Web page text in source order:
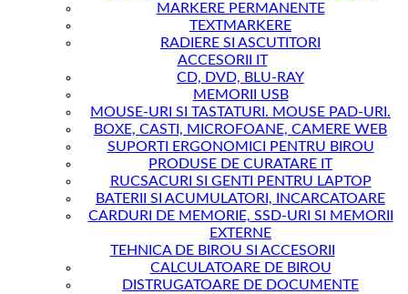
MARKERE PERMANENTE
TEXTMARKERE
RADIERE SI ASCUTITORI
ACCESORII IT
CD, DVD, BLU-RAY
MEMORII USB
MOUSE-URI SI TASTATURI. MOUSE PAD-URI.
BOXE, CASTI, MICROFOANE, CAMERE WEB
SUPORTI ERGONOMICI PENTRU BIROU
PRODUSE DE CURATARE IT
RUCSACURI SI GENTI PENTRU LAPTOP
BATERII SI ACUMULATORI, INCARCATOARE
CARDURI DE MEMORIE, SSD-URI SI MEMORII
EXTERNE
TEHNICA DE BIROU SI ACCESORII
CALCULATOARE DE BIROU
DISTRUGATOARE DE DOCUMENTE